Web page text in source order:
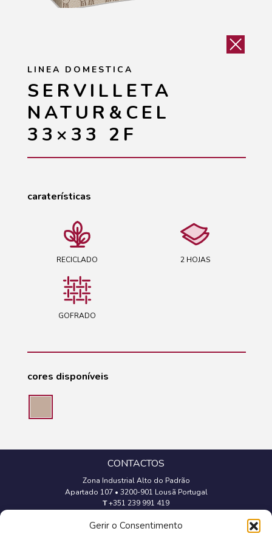
Gerir o Consentimento
LINEA DOMESTICA
SERVILLETA
NATUR&CEL
33×33 2F
caraterísticas
RECICLADO 2 HOJAS
GOFRADO
cores disponíveis
CONTACTOS
Zona Industrial Alto do Padrão
Apartado 107 • 3200-901 Lousã Portugal
T+351 239 991 419
(Chamada para a rede fixa nacional)
geral@trevipapel.com